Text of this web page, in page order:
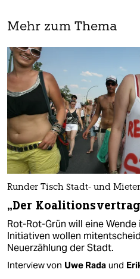
Mehr zum Thema
Runder Tisch Stadt- und
„Der
Rot-Rot-Grün will eine
Initiativen wollen
Neuerzählung der Stadt.
Interview von Uwe Rada und